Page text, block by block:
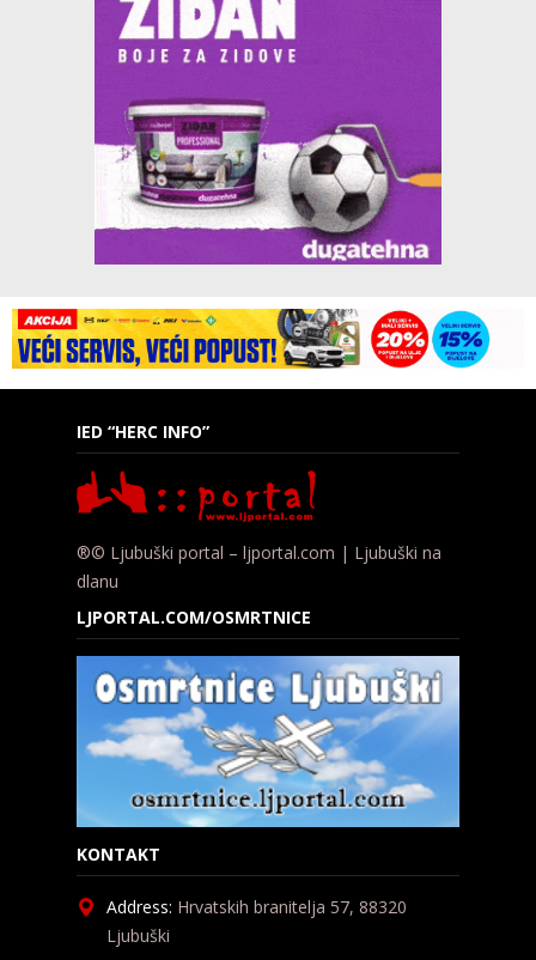
IED “HERC INFO”
®© Ljubuški portal – ljportal.com | Ljubuški na
dlanu
LJPORTAL.COM/OSMRTNICE
KONTAKT
Address: Hrvatskih branitelja 57, 88320
Ljubuški